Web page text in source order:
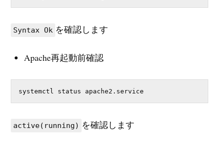
Syntax Ok を確認します
Apache再起動前確認
systemctl status apache2.service
active(running) を確認します